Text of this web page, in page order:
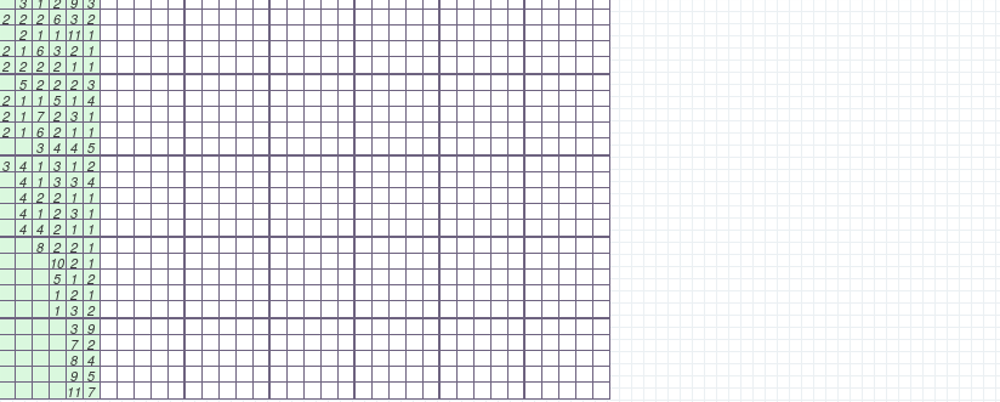
2 2 2 6 3 2
2
1 1 11 1
2 1 6 3 2
1
2 2 2 2 1
1
5 2 2 2 3
2
1 1 5 1 4
2
1 7 2 3
1
2
1 6 2 1
1
3 4 4 5
3 4 1 3 1 2
4
1 3 3 4
4 2 2 1
1
4
1 2 3
1
4 4 2 1
1
8 2 2
1
10 2
1
5
1 2
1 2
1
1 3 2
3 9
7 2
8 4
9 5
11 7